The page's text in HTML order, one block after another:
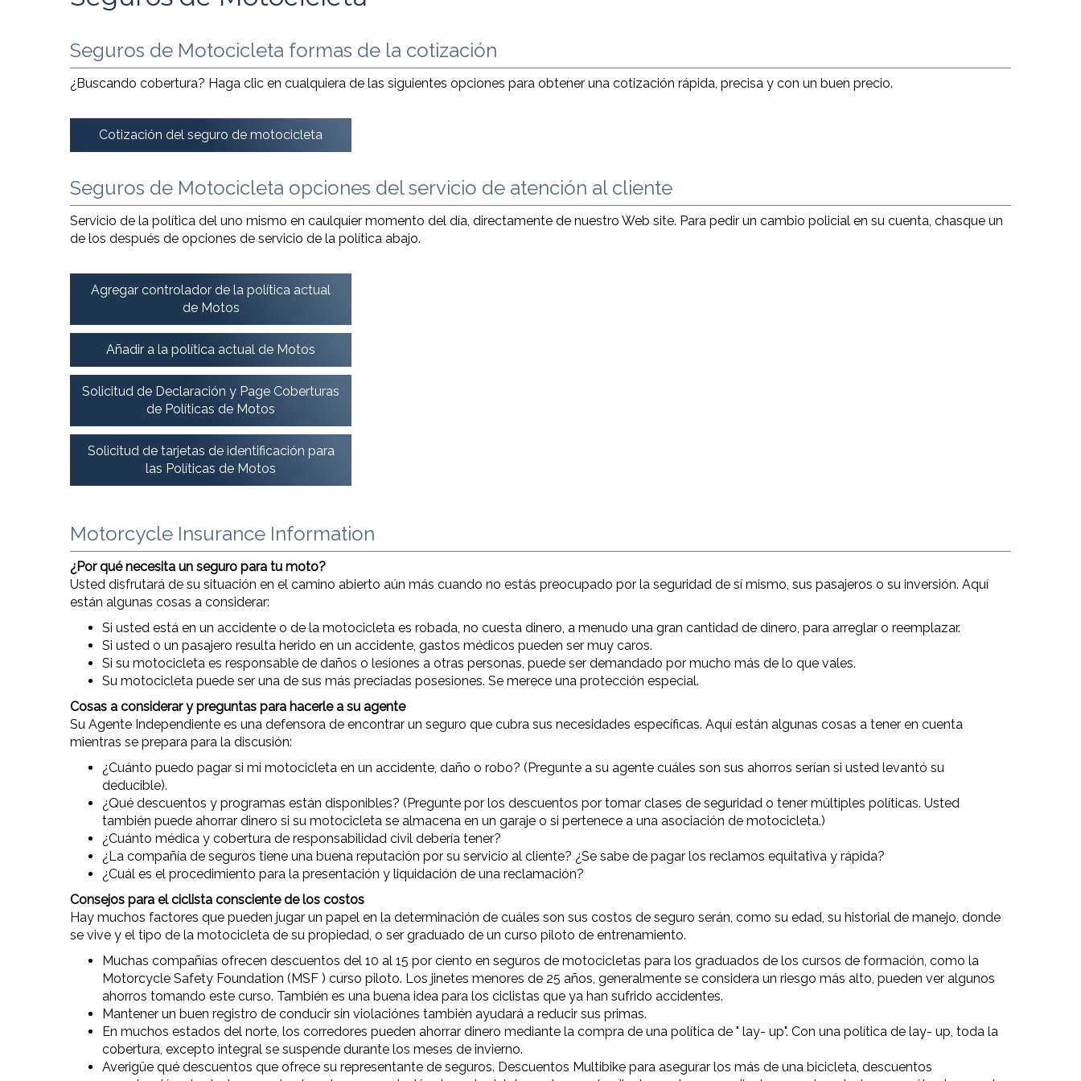
Seguros de Motocicleta formas de la cotización
¿Buscando cobertura? Haga clic en cualquiera de las siguientes opciones para obtener una cotización rápida, precisa y con un buen precio.
Cotización del seguro de motocicleta
Seguros de Motocicleta opciones del servicio de atención al cliente
Servicio de la política del uno mismo en caulquier momento del día, directamente de nuestro Web site. Para pedir un cambio policial en su cuenta, chasque un
de los después de opciones de servicio de la política abajo.
Agregar controlador de la política actual
de Motos
Añadir a la política actual de Motos
Solicitud de Declaración y Page Coberturas
de Políticas de Motos
Solicitud de tarjetas de identificación para
las Políticas de Motos
Motorcycle Insurance Information
¿Por qué necesita un seguro para tu moto?
Usted disfrutará de su situación en el camino abierto aún más cuando no estás preocupado por la seguridad de sí mismo, sus pasajeros o su inversión. Aquí
están algunas cosas a considerar:
Si usted está en un accidente o de la motocicleta es robada, no cuesta dinero, a menudo una gran cantidad de dinero, para arreglar o reemplazar.
Si usted o un pasajero resulta herido en un accidente, gastos médicos pueden ser muy caros.
Si su motocicleta es responsable de daños o lesiones a otras personas, puede ser demandado por mucho más de lo que vales.
Su motocicleta puede ser una de sus más preciadas posesiones. Se merece una protección especial.
Cosas a considerar y preguntas para hacerle a su agente
Su Agente Independiente es una defensora de encontrar un seguro que cubra sus necesidades específicas. Aquí están algunas cosas a tener en cuenta
mientras se prepara para la discusión:
¿Cuánto puedo pagar si mi motocicleta en un accidente, daño o robo? (Pregunte a su agente cuáles son sus ahorros serían si usted levantó su
deducible).
¿Qué descuentos y programas están disponibles? (Pregunte por los descuentos por tomar clases de seguridad o tener múltiples políticas. Usted
también puede ahorrar dinero si su motocicleta se almacena en un garaje o si pertenece a una asociación de motocicleta.)
¿Cuánto médica y cobertura de responsabilidad civil debería tener?
¿La compañía de seguros tiene una buena reputación por su servicio al cliente? ¿Se sabe de pagar los reclamos equitativa y rápida?
¿Cuál es el procedimiento para la presentación y liquidación de una reclamación?
Consejos para el ciclista consciente de los costos
Hay muchos factores que pueden jugar un papel en la determinación de cuáles son sus costos de seguro serán, como su edad, su historial de manejo, donde
se vive y el tipo de la motocicleta de su propiedad, o ser graduado de un curso piloto de entrenamiento.
Muchas compañías ofrecen descuentos del 10 al 15 por ciento en seguros de motocicletas para los graduados de los cursos de formación, como la
Motorcycle Safety Foundation (MSF ) curso piloto. Los jinetes menores de 25 años, generalmente se considera un riesgo más alto, pueden ver algunos
ahorros tomando este curso. También es una buena idea para los ciclistas que ya han sufrido accidentes.
Mantener un buen registro de conducir sin violaciónes también ayudará a reducir sus primas.
En muchos estados del norte, los corredores pueden ahorrar dinero mediante la compra de una política de " lay- up". Con una política de lay- up, toda la
cobertura, excepto integral se suspende durante los meses de invierno.
Averigüe qué descuentos que ofrece su representante de seguros. Descuentos Multibike para asegurar los más de una bicicleta, descuentos